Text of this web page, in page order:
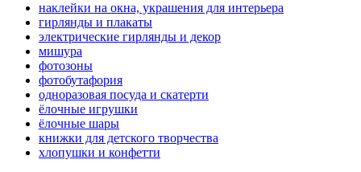
наклейки на окна, украшения для интерьера
гирлянды и плакаты
электрические гирлянды и декор
мишура
фотозоны
фотобутафория
одноразовая посуда и скатерти
ёлочные игрушки
ёлочные шары
книжки для детского творчества
хлопушки и конфетти